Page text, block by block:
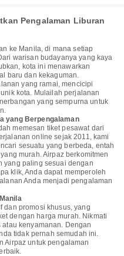
Pengalaman Liburan
ke Manila, di mana setiap
warisan budayanya yang kaya
kota ini menawarkan
baru dan kekaguman.
yang ramai, mencicipi
kota. Mulailah perjalanan
yang sempurna untuk
yang Berpengalaman
memesan tiket pesawat dari
online sejak 2011, kami
sesuatu yang berbeda, entah
murah. Airpaz berkomitmen
yang paling sesuai dengan
klik, Anda dapat memperoleh
Anda menjadi pengalaman
dan promosi khusus, yang
dengan harga murah. Nikmati
kenyamanan. Dengan
tidak pernah semudah ini.
Airpaz untuk pengalaman